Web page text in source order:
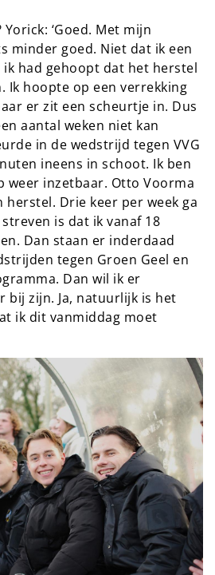
‘Goed. Met mijn
minder goed. Niet dat ik een
had gehoopt dat het herstel
Ik hoopte op een verrekking
er zit een scheurtje in. Dus
aantal weken niet kan
in de wedstrijd tegen VVG
ineens in schoot. Ik ben
weer inzetbaar. Otto Voorma
Drie keer per week ga
is dat ik vanaf 18
Dan staan er inderdaad
tegen Groen Geel en
Dan wil ik er
bij zijn. Ja, natuurlijk is het
ik dit vanmiddag moet